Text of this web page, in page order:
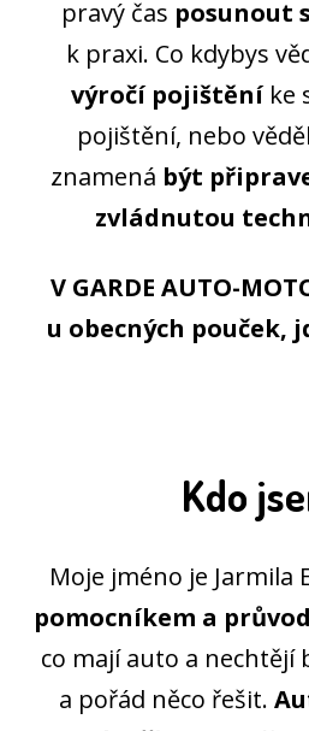
pravý čas posunout
k praxi. Co kdybys
výročí pojištěníke
pojištění, nebo
znamená být
zvládnutou
V GARDE AUTO-
u obecných pouček,
Kdo
Moje jméno je Jarmila
pomocníkem a
co mají auto a nechtějí
a pořád něco řešit.